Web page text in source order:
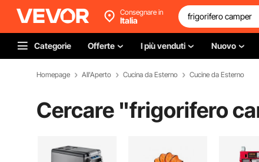
Consegnare in
Italia
Categorie Offerte I più venduti Nuovo
Homepage All'Aperto Cucina da Esterno Cucine da Esterno
Cercare "frigorifero